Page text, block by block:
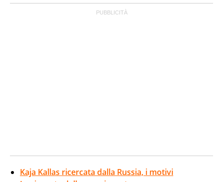
Kaja Kallas ricercata dalla Russia, i motivi